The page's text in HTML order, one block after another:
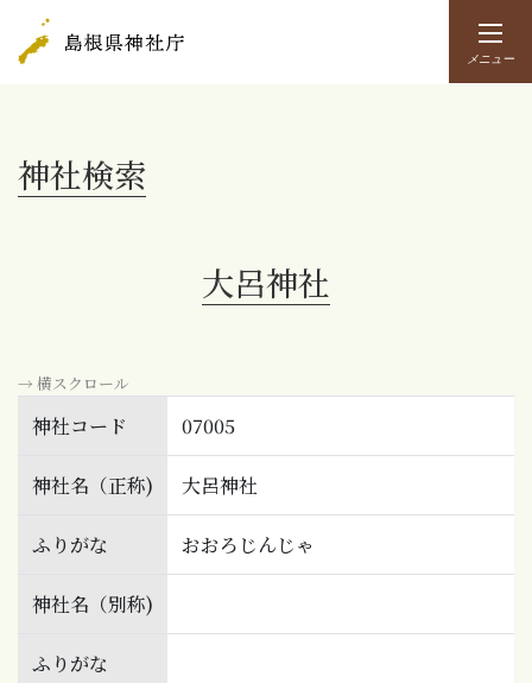
メニュー
神社検索
大呂神社
→ 横スクロール
神社コード 07005
神社名（正称) 大呂神社
ふりがな おおろじんじゃ
神社名（別称)
ふりがな